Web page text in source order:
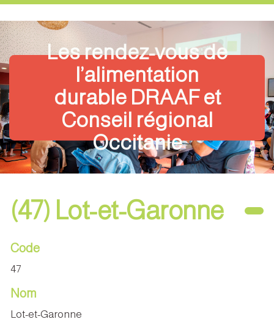
Les rendez-vous de
l’alimentation
durable DRAAF et
Conseil régional
Occitanie
(47) Lot-et-Garonne
Code
47
Nom
Lot-et-Garonne